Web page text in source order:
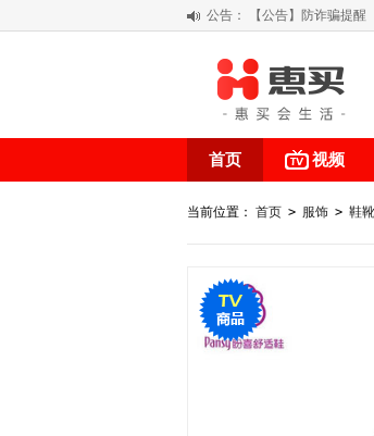
公告：
【积分调整公告】
阳春三月 惠买带你
关于假冒我公司“惠买
首页 视频
当前位置： 首页 > 服饰 > 鞋靴